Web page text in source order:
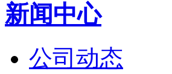
新闻中心
公司动态